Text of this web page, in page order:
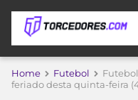
APOSTAS
Home Futebol
feriado desta quinta-feira